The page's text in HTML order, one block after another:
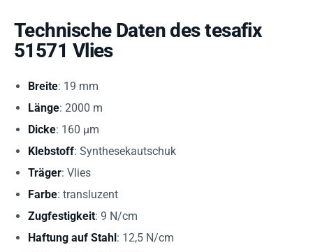
Technische Daten des tesafix
51571 Vlies
Breite: 19 mm
Länge: 2000 m
Dicke: 160 µm
Klebstoff: Synthesekautschuk
Träger: Vlies
Farbe: transluzent
Zugfestigkeit: 9 N/cm
Haftung auf Stahl: 12,5 N/cm